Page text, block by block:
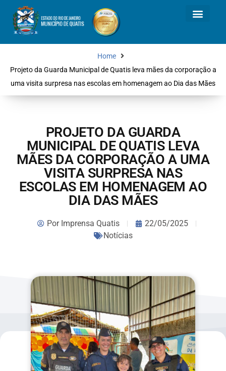
Home
Projeto da Guarda Municipal de Quatis leva mães da corporação a
uma visita surpresa nas escolas em homenagem ao Dia das Mães
PROJETO DA GUARDA
MUNICIPAL DE QUATIS LEVA
MÃES DA CORPORAÇÃO A UMA
VISITA SURPRESA NAS
ESCOLAS EM HOMENAGEM AO
DIA DAS MÃES
PorImprensa Quatis
22/05/2025
Notícias